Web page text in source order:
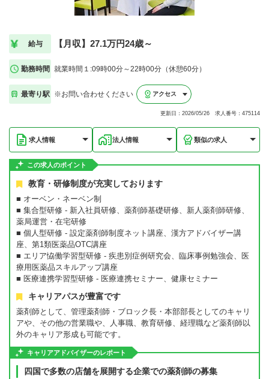
給与 【月収】27.1万円24歳～
勤務時間 就業時間１:09時00分～22時00分（休憩60分）
最寄り駅 ※お問い合わせください アクセス
更新日：2026/05/26 求人番号：475114
求人情報 法人情報 類似の求人
この求人のポイント
教育・研修制度が充実しております
■ オーベン・ネーベン制
■ 集合型研修 - 新入社員研修、薬剤師基礎研修、新人薬剤師研修、
薬局運営・在宅研修
■ 個人型研修 - 設定薬剤師制度ネット講座、漢方アドバイザー講
座、第1類医薬品OTC講座
■ エリア恊働学習型研修 - 疾患別症例研究会、臨床事例勉強会、医
療用医薬品スキルアップ講座
■ 医療連携学習型研修 - 医療連携セミナー、健康セミナー
キャリアパスが豊富です
薬剤師として、管理薬剤師・ブロック長・本部部長としてのキャリ
アや、その他の営業職や、人事職、教育研修、経理職など薬剤師以
外のキャリア形成も可能です。
キャリアアドバイザーのレポート
四国で多数の店舗を展開する企業での薬剤師の募集